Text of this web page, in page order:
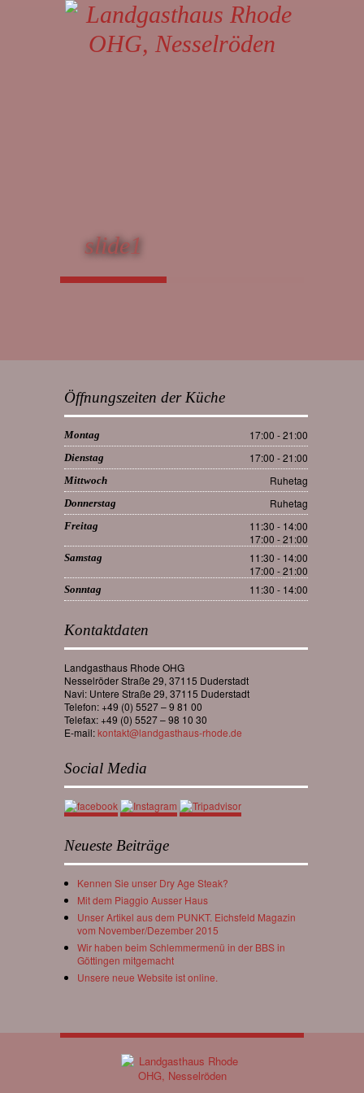
slide1
Öffnungszeiten der Küche
Montag 17:00 - 21:00
Dienstag 17:00 - 21:00
Mittwoch Ruhetag
Donnerstag Ruhetag
Freitag
11:30 - 14:00
17:00 - 21:00
Samstag
11:30 - 14:00
17:00 - 21:00
Sonntag 11:30 - 14:00
Kontaktdaten
Landgasthaus Rhode OHG
Nesselröder Straße 29, 37115 Duderstadt
Navi: Untere Straße 29, 37115 Duderstadt
Telefon: +49 (0) 5527 – 9 81 00
Telefax: +49 (0) 5527 – 98 10 30
E-mail:kontakt@landgasthaus-rhode.de
Social Media
Neueste Beiträge
Kennen Sie unser Dry Age Steak?
Mit dem Piaggio Ausser Haus
Unser Artikel aus dem PUNKT. Eichsfeld Magazin
vom November/Dezember 2015
Wir haben beim Schlemmermenü in der BBS in
Göttingen mitgemacht
Unsere neue Website ist online.